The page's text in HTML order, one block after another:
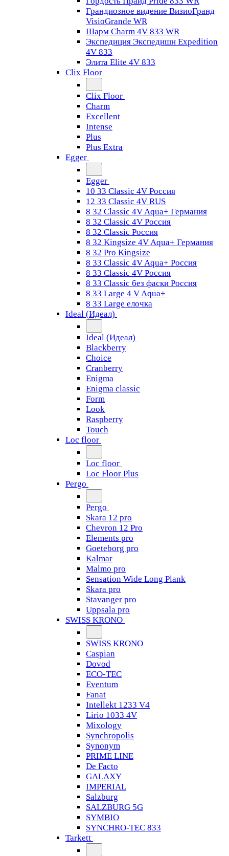
Грандиозное видение ВизиоГранд
VisioGrande WR
Шарм Charm 4V 833 WR
Экспедиция Экспедишн Expedition
4V 833
Элита Elite 4V 833
Clix Floor
Clix Floor
Charm
Excellent
Intense
Plus
Plus Extra
Egger
Egger
10 33 Classic 4V Россия
12 33 Classic 4V RUS
8 32 Classic 4V Aqua+ Германия
8 32 Classic 4V Россия
8 32 Classic Россия
8 32 Kingsize 4V Aqua+ Германия
8 32 Pro Kingsize
8 33 Classic 4V Aqua+ Россия
8 33 Classic 4V Россия
8 33 Classic без фаски Россия
8 33 Large 4 V Aqua+
8 33 Large елочка
Ideal (Идеал)
Ideal (Идеал)
Blackberry
Choice
Cranberry
Enigma
Enigma classic
Form
Look
Raspberry
Touch
Loc floor
Loc floor
Loc Floor Plus
Pergo
Pergo
Skara 12 pro
Chevron 12 Pro
Elements pro
Goeteborg pro
Kalmar
Malmo pro
Sensation Wide Long Plank
Skara pro
Stavanger pro
Uppsala pro
SWISS KRONO
SWISS KRONO
Caspian
Dovod
ECO-TEC
Eventum
Fanat
Intellekt 1233 V4
Lirio 1033 4V
Mixology
Synchropolis
Synonym
PRIME LINE
De Facto
GALAXY
IMPERIAL
Salzburg
SALZBURG 5G
SYMBIO
SYNCHRO-TEC 833
Tarkett